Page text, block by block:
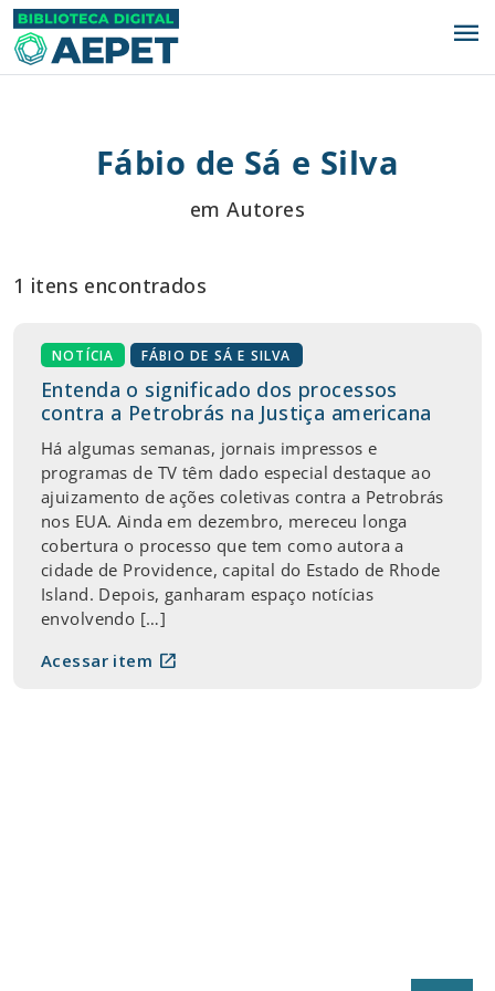
menu
Fábio de Sá e Silva
em Autores
1 itens encontrados
NOTÍCIA FÁBIO DE SÁ E SILVA
Entenda o significado dos processos
contra a Petrobrás na Justiça americana
Há algumas semanas, jornais impressos e
programas de TV têm dado especial destaque ao
ajuizamento de ações coletivas contra a Petrobrás
nos EUA. Ainda em dezembro, mereceu longa
cobertura o processo que tem como autora a
cidade de Providence, capital do Estado de Rhode
Island. Depois, ganharam espaço notícias
envolvendo […]
Acessar item open_in_new